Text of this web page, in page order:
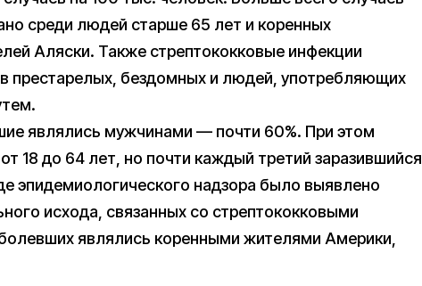
среди людей старше 65 лет и коренных
Аляски. Также стрептококковые инфекции
престарелых, бездомных и людей, употребляющих
являлись мужчинами — почти 60%. При этом
18 до 64 лет, но почти каждый третий заразившийся
эпидемиологического надзора было выявлено
исхода, связанных со стрептококковыми
являлись коренными жителями Америки,